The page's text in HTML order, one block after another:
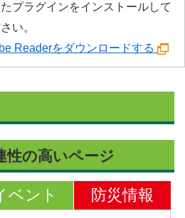
プラグインをインストールして
い。
Readerをダウンロードする
性の高いページ
ベント 防災情報